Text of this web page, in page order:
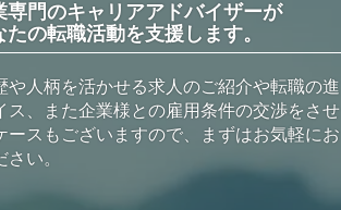
専門のキャリアアドバイザーが
たの転職活動を支援します。
や人柄を活かせる求人のご紹介や転職の進
ス、また企業様との雇用条件の交渉をさせ
ースもございますので、まずはお気軽にお
い。